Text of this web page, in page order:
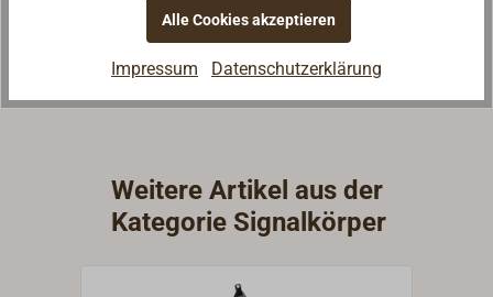
Experten kontaktieren
Weitere Artikel aus der
Kategorie Signalkörper
Alle Cookies akzeptieren
Impressum Datenschutzerklärung